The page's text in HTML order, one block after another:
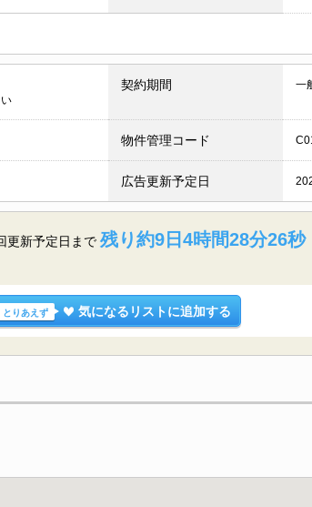
契約期間 一
物件管理コード
広告更新予定日
更新予定日まで 残り約9日4時間28分25秒
とりあえず 気になるリストに追加する